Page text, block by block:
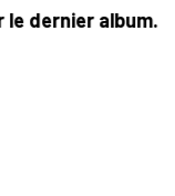
album...